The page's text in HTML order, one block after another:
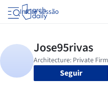
Iniciar sessão
Seguir